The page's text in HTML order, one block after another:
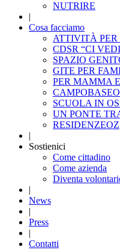
NUTRIRE
|
Cosa facciamo
ATTIVITÀ
CDSR “CI
SPAZIO
GITE PER
PER MAMMA
SCUOLA IN
UN PONTE
RESIDENZEOZ
|
Sostienici
Come cittadino
Come azienda
Diventa
|
News
|
Press
|
Contatti